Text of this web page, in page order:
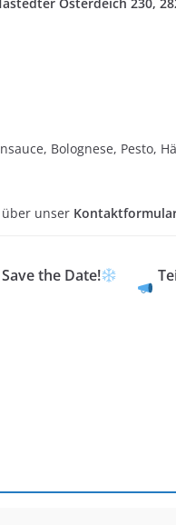
Bolognese, Pesto,
unser
the Date!